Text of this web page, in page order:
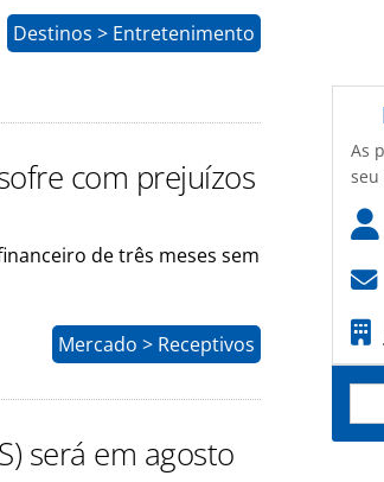
Destinos > Entretenimento
com prejuízos
de três meses sem
Mercado > Receptivos
será em agosto
As
seu